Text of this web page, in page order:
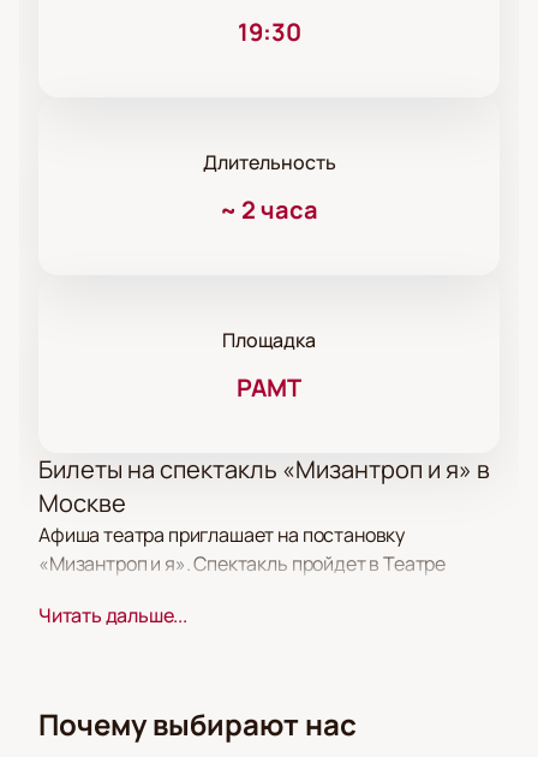
19:30
Длительность
~ 2 часа
Площадка
РАМТ
Билеты на спектакль «Мизантроп и я» в
Москве
Афиша театра приглашает на постановку
«Мизантроп и я». Спектакль пройдет в Театре
дом 2. В этот вечер зрители увидят современное
Сюжет
Читать дальше...
Почему выбирают нас